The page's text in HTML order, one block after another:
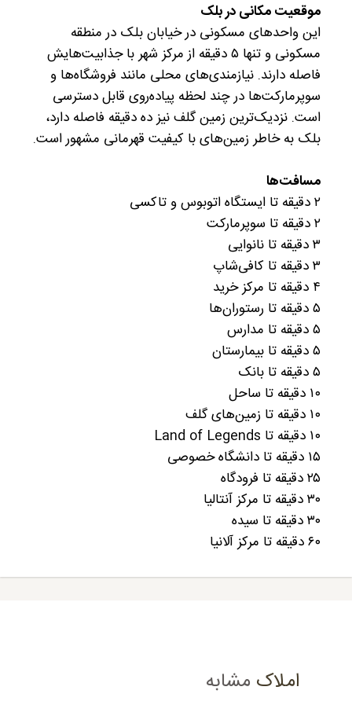
موقعیت مکانی در بلک
این واحدهای مسکونی در خیابان بلک در منطقه
مسکونی و تنها ۵ دقیقه از مرکز شهر با جذابیت‌هایش
فاصله دارند. نیازمندی‌های محلی مانند فروشگاه‌ها و
سوپرمارکت‌ها در چند لحظه پیاده‌روی قابل دسترسی
است. نزدیک‌ترین زمین گلف نیز ده دقیقه فاصله دارد،
بلک به خاطر زمین‌های با کیفیت قهرمانی مشهور است.
مسافت‌ها
۲ دقیقه تا ایستگاه اتوبوس و تاکسی
۲ دقیقه تا سوپرمارکت
۳ دقیقه تا نانوایی
۳ دقیقه تا کافی‌شاپ
۴ دقیقه تا مرکز خرید
۵ دقیقه تا رستوران‌ها
۵ دقیقه تا مدارس
۵ دقیقه تا بیمارستان
۵ دقیقه تا بانک
۱۰ دقیقه تا ساحل
۱۰ دقیقه تا زمین‌های گلف
۱۰ دقیقه تا Land of Legends
۱۵ دقیقه تا دانشگاه خصوصی
۲۵ دقیقه تا فرودگاه
۳۰ دقیقه تا مرکز آنتالیا
۳۰ دقیقه تا سیده
۶۰ دقیقه تا مرکز آلانیا
املاک مشابه